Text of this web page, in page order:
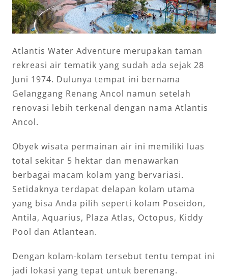
Atlantis Water Adventure merupakan taman
rekreasi air tematik yang sudah ada sejak 28
Juni 1974. Dulunya tempat ini bernama
Gelanggang Renang Ancol namun setelah
renovasi lebih terkenal dengan nama Atlantis
Ancol.
Obyek wisata permainan air ini memiliki luas
total sekitar 5 hektar dan menawarkan
berbagai macam kolam yang bervariasi.
Setidaknya terdapat delapan kolam utama
yang bisa Anda pilih seperti kolam Poseidon,
Antila, Aquarius, Plaza Atlas, Octopus, Kiddy
Pool dan Atlantean.
Dengan kolam-kolam tersebut tentu tempat ini
jadi lokasi yang tepat untuk berenang.